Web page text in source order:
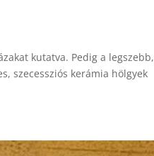
kutatva. Pedig a legszebb,
szecessziós kerámia hölgyek